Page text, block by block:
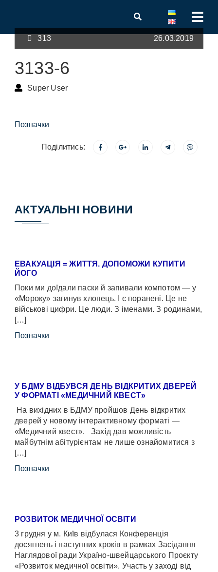
313 26.03.2019
3133-6
Super User
Позначки
Поділитись:
АКТУАЛЬНІ НОВИНИ
ЕВАКУАЦІЯ = ЖИТТЯ. ДОПОМОЖИ КУПИТИ
ЙОГО
Поки ми доїдали паски й запивали компотом — у
«Мороку» загинув хлопець. І є поранені. Це не
військові цифри. Це люди. З іменами. З родинами,
[…]
Позначки
У БДМУ ВІДБУВСЯ ДЕНЬ ВІДКРИТИХ ДВЕРЕЙ
У ФОРМАТІ «МЕДИЧНИЙ КВЕСТ»
На вихідних в БДМУ пройшов День відкритих
дверей у новому інтерактивному форматі —
«Медичний квест». Захід дав можливість
майбутнім абітурієнтам не лише ознайомитися з
[…]
Позначки
РОЗВИТОК МЕДИЧНОЇ ОСВІТИ
3 грудня у м. Київ відбулася Конференція
досягнень і наступних кроків в рамках Засідання
Наглядової ради Україно-швейцарського Проєкту
«Розвиток медичної освіти». Участь у заході від